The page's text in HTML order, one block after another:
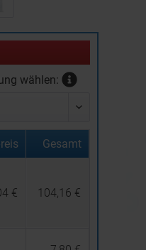
wählen:
Gesamt
€ 104,16 €